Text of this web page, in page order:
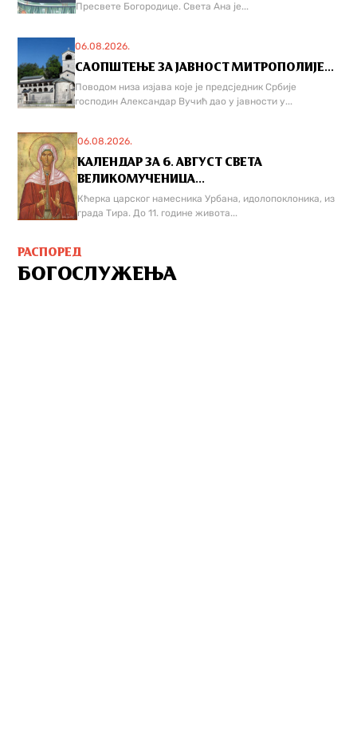
Пресвете Богородице. Света Ана је...
06.08.2026.
САОПШТЕЊЕ ЗА ЈАВНОСТ МИТРОПОЛИЈЕ...
Поводом низа изјава које је предсједник Србије
господин Александар Вучић дао у јавности у...
06.08.2026.
КАЛЕНДАР ЗА 6. АВГУСТ СВЕТА
ВЕЛИКОМУЧЕНИЦА...
Кћерка царског намесника Урбана, идолопоклоника, из
града Тира. До 11. године живота...
РАСПОРЕД
БОГОСЛУЖЕЊА